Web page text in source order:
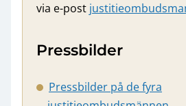
via e-post
Pressbilder
Pressbilder på de fyra